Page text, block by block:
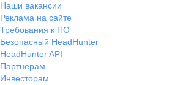
Наши вакансии
Реклама на сайте
Требования к ПО
Безопасный HeadHunter
HeadHunter API
Партнерам
Инвесторам